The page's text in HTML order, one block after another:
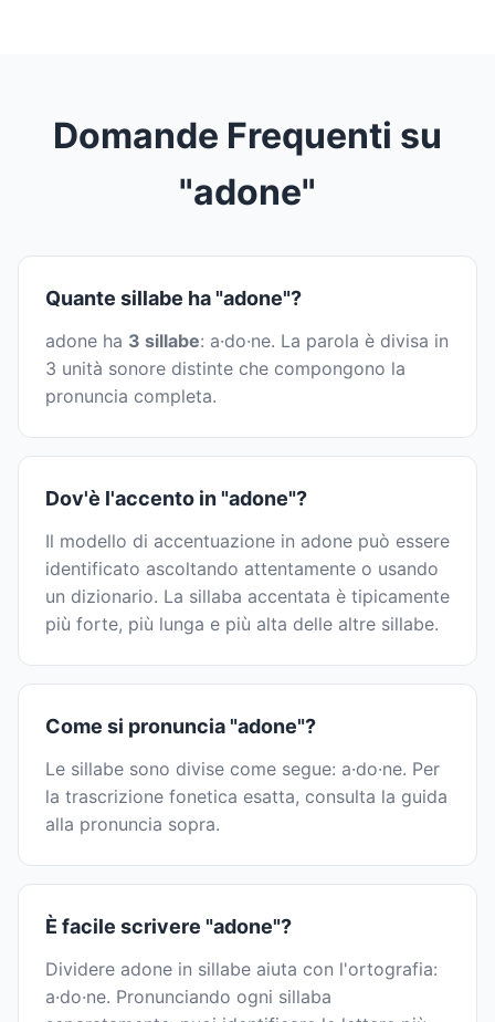
Domande Frequenti su
"adone"
Quante sillabe ha "adone"?
adone ha 3 sillabe: a·do·ne. La parola è divisa in
3 unità sonore distinte che compongono la
pronuncia completa.
Dov'è l'accento in "adone"?
Il modello di accentuazione in adone può essere
identificato ascoltando attentamente o usando
un dizionario. La sillaba accentata è tipicamente
più forte, più lunga e più alta delle altre sillabe.
Come si pronuncia "adone"?
Le sillabe sono divise come segue: a·do·ne. Per
la trascrizione fonetica esatta, consulta la guida
alla pronuncia sopra.
È facile scrivere "adone"?
Dividere adone in sillabe aiuta con l'ortografia:
a·do·ne. Pronunciando ogni sillaba